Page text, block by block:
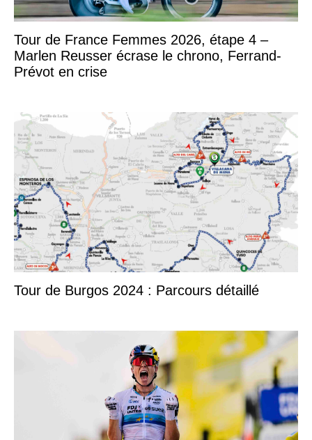
Tour de France Femmes 2026, étape 4 –
Marlen Reusser écrase le chrono, Ferrand-
Prévot en crise
Tour de Burgos 2024 : Parcours détaillé